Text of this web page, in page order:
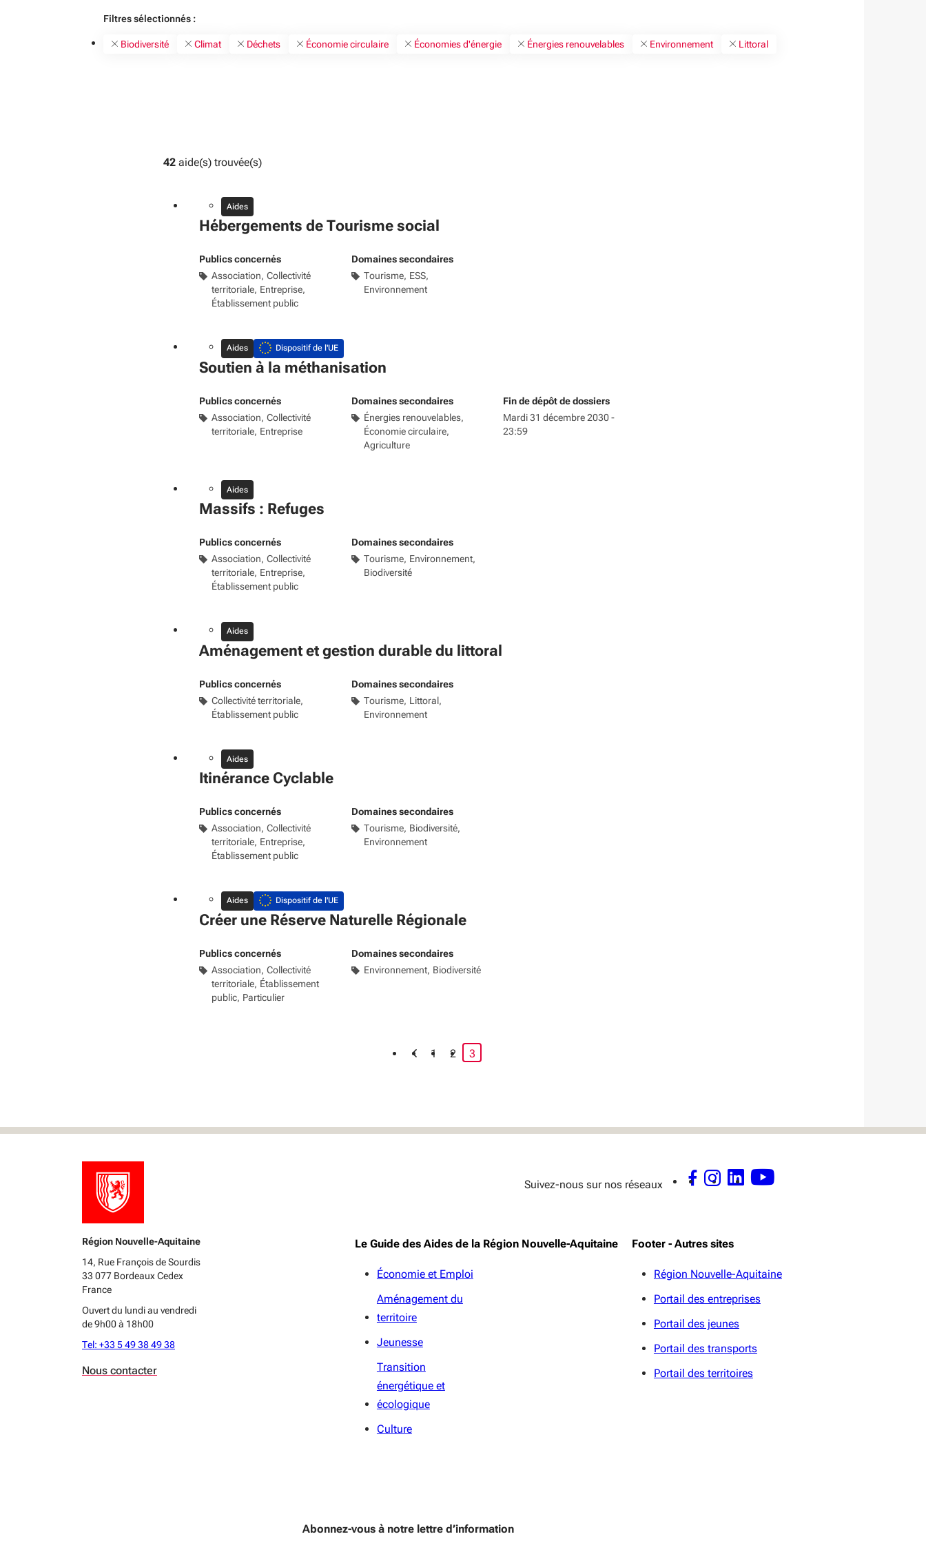
Filtres sélectionnés :
Biodiversité Climat Déchets Économie circulaire Économies d'énergie Énergies renouvelables Environnement Littoral
42 aide(s) trouvée(s)
Aides
Hébergements de Tourisme social
Publics concernés
Association Collectivité
territoriale Entreprise
Établissement public
Domaines secondaires
Tourisme ESS
Environnement
Aides Dispositif de l'UE
Soutien à la méthanisation
Publics concernés
Association Collectivité
territoriale Entreprise
Domaines secondaires
Énergies renouvelables
Économie circulaire
Agriculture
Fin de dépôt de dossiers
Mardi 31 décembre 2030 -
23:59
Aides
Massifs : Refuges
Publics concernés
Association Collectivité
territoriale Entreprise
Établissement public
Domaines secondaires
Tourisme Environnement
Biodiversité
Aides
Aménagement et gestion durable du littoral
Publics concernés
Collectivité territoriale
Établissement public
Domaines secondaires
Tourisme Littoral
Environnement
Aides
Itinérance Cyclable
Publics concernés
Association Collectivité
territoriale Entreprise
Établissement public
Domaines secondaires
Tourisme Biodiversité
Environnement
Aides Dispositif de l'UE
Créer une Réserve Naturelle Régionale
Publics concernés
Association Collectivité
territoriale Établissement
public Particulier
Domaines secondaires
Environnement Biodiversité
1 2 3page courante
Région Nouvelle-Aquitaine
14, Rue François de Sourdis
33 077 Bordeaux Cedex
France
Ouvert du lundi au vendredi
de 9h00 à 18h00
Tel: +33 5 49 38 49 38
Nous contacter
Suivez-nous sur nos réseaux FACEBOOK - OUVERTURE DANS UNE NOUVELLE FENÊTRE
INSTAGRAM - OUVERTURE DANS UNE NOUVELLE FENÊTRE
LINKEDIN - OUVERTURE DANS UNE NOUVELLE FENÊTRE
YOUTUBE - OUVERTURE DANS UNE NOUVELLE FENÊTRE
Le Guide des Aides de la Région Nouvelle-Aquitaine
Économie et Emploi
Aménagement du
territoire
Jeunesse
Transition
énergétique et
écologique
Culture
Footer - Autres sites
Région Nouvelle-Aquitaine
Portail des entreprises
Portail des jeunes
Portail des transports
Portail des territoires
Abonnez-vous à notre lettre d’information